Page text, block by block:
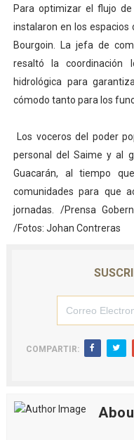
Para optimizar el flujo
instalaron en los espacios
Bourgoin. La jefa de
resaltó la coordinación
hidrológica para
cómodo tanto para los
Los voceros del poder
personal del Saime y al
Guacarán, al tiempo
comunidades para que
jornadas. /Prensa
/Fotos: Johan Contreras
COMPARTIR: